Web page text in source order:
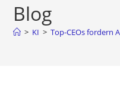
Blog
> KI > Top-CEOs fordern